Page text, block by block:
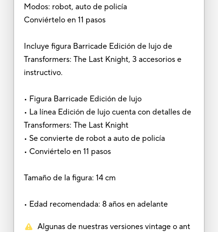
Modos: robot, auto de policía
Conviértelo en 11 pasos
Incluye figura Barricade Edición de lujo de
Transformers: The Last Knight, 3 accesorios e
instructivo.
• Figura Barricade Edición de lujo
• La línea Edición de lujo cuenta con detalles de
Transformers: The Last Knight
• Se convierte de robot a auto de policía
• Conviértelo en 11 pasos
Tamaño de la figura: 14 cm
• Edad recomendada: 8 años en adelante
Algunas de nuestras versiones vintage o ant